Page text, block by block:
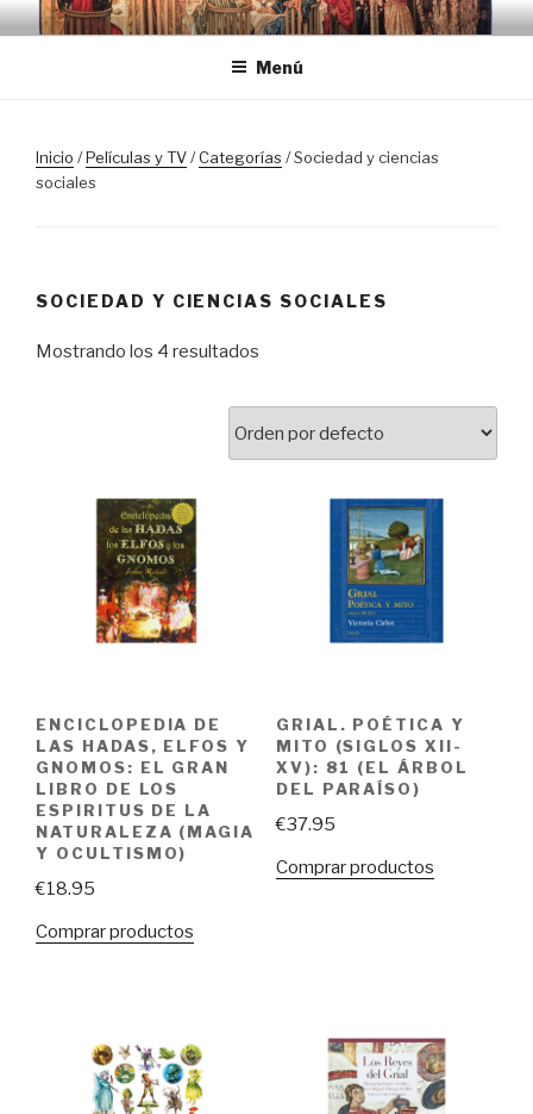
Saltar
al
Menú
Inicio /Películas y TV/Categorías / Sociedad y ciencias
sociales
SOCIEDAD Y CIENCIAS SOCIALES
Mostrando los 4 resultados
ENCICLOPEDIA DE
LAS HADAS, ELFOS Y
GNOMOS: EL GRAN
LIBRO DE LOS
ESPIRITUS DE LA
NATURALEZA (MAGIA
Y OCULTISMO)
€18.95
Comprar productos
GRIAL. POÉTICA Y
MITO (SIGLOS XII-
XV): 81 (EL ÁRBOL
DEL PARAÍSO)
€37.95
Comprar productos